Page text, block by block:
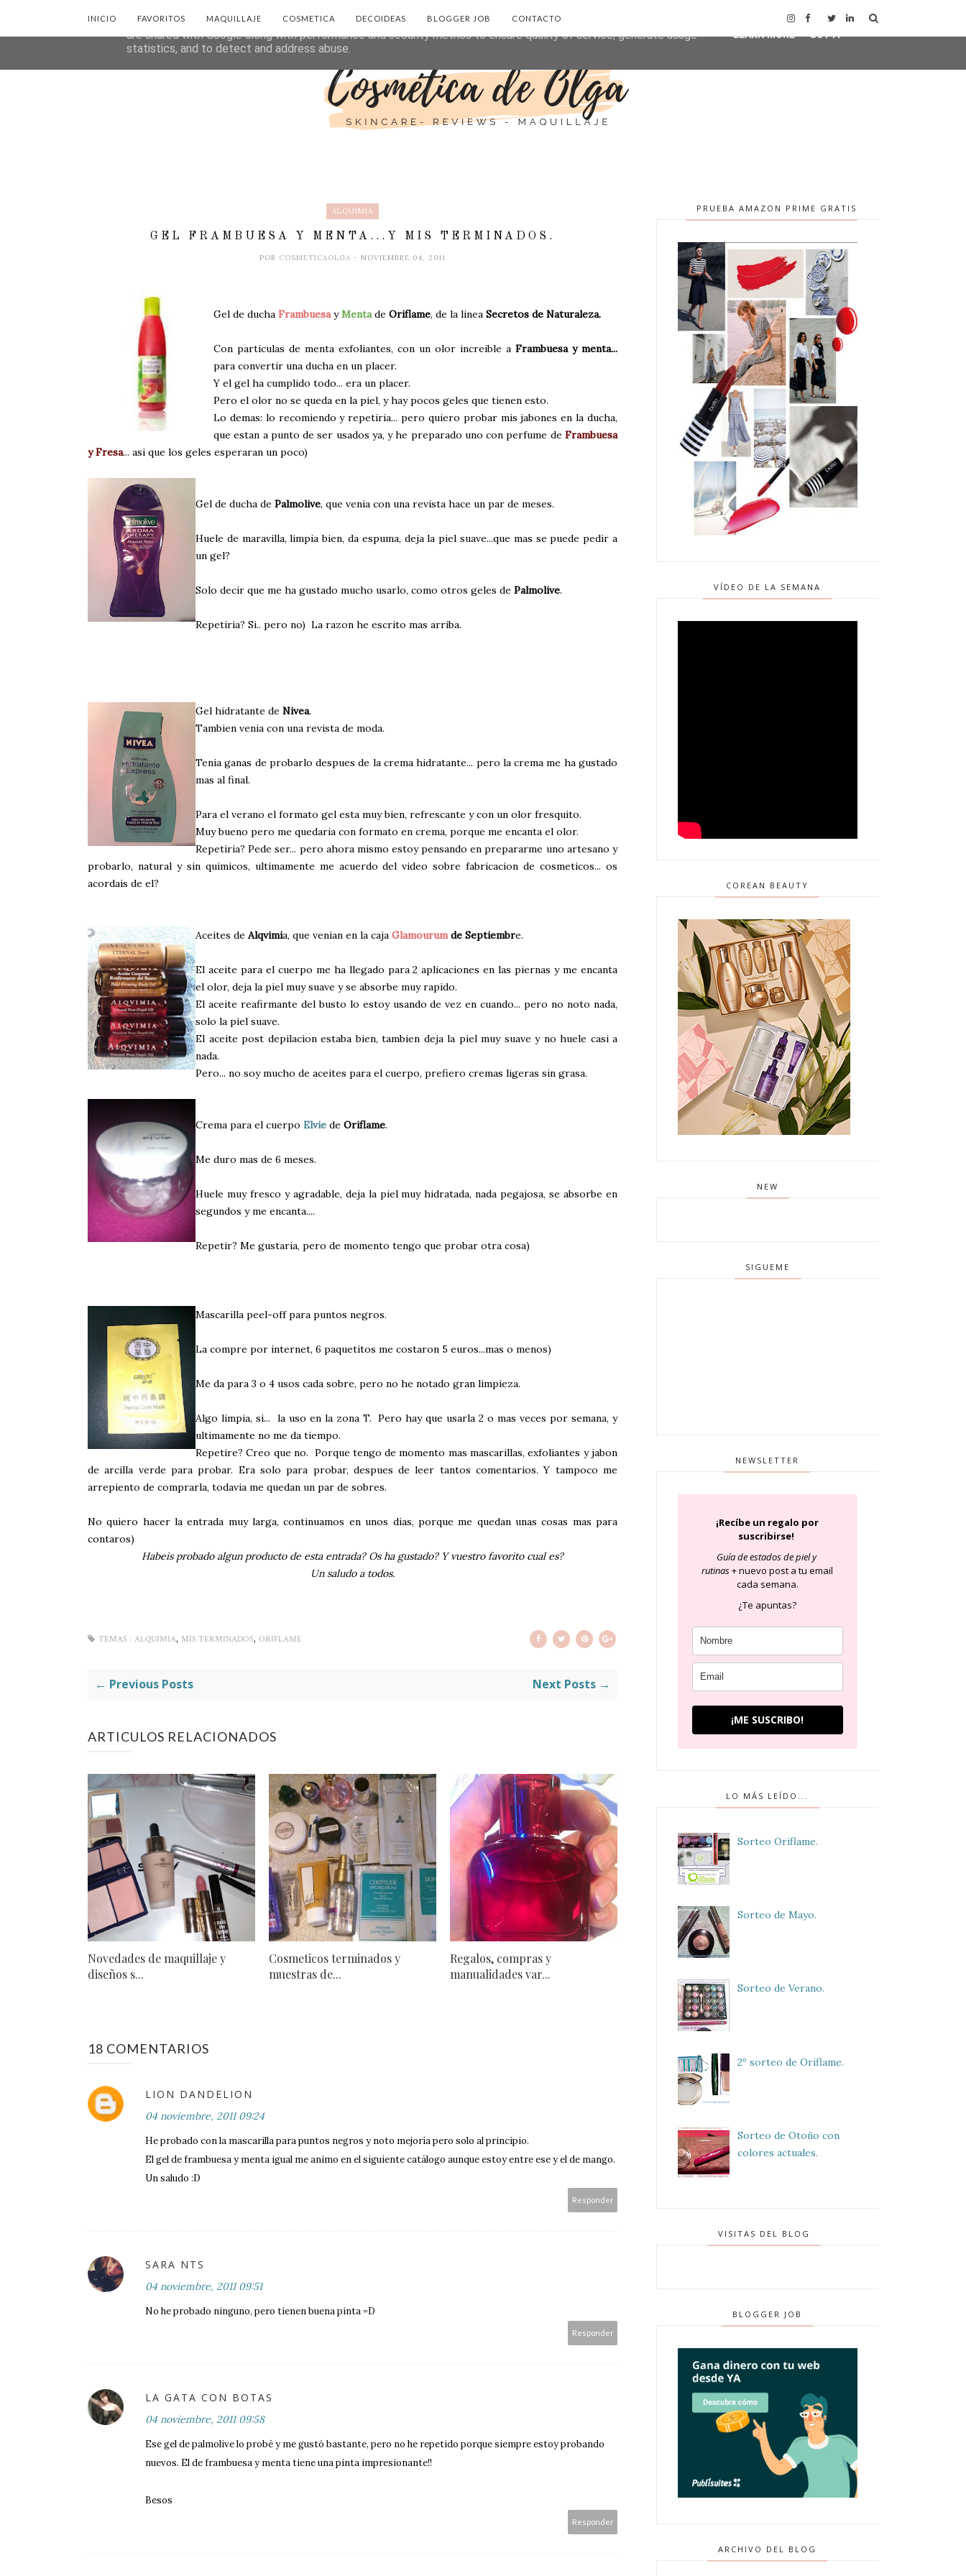
INICIO FAVORITOS MAQUILLAJE COSMETICA DECOIDEAS BLOGGER JOB CONTACTO
ALQUIMIA
GEL FRAMBUESA Y MENTA...Y MIS TERMINADOS.
POR COSMETICAOLGA - NOVIEMBRE 04, 2011
Gel de ducha FrambuesayMentade Oriflame, de la linea Secretos de Naturaleza.
Con particulas de menta exfoliantes, con un olor increible a Frambuesa y menta...
para convertir una ducha en un placer.
Y el gel ha cumplido todo... era un placer.
Pero el olor no se queda en la piel, y hay pocos geles que tienen esto.
Lo demas: lo recomiendo y repetiria... pero quiero probar mis jabones en la ducha,
que estan a punto de ser usados ya, y he preparado uno con perfume de Frambuesa
y Fresa... asi que los geles esperaran un poco)
Gel de ducha de Palmolive, que venia con una revista hace un par de meses.
Huele de maravilla, limpia bien, da espuma, deja la piel suave...que mas se puede pedir a
un gel?
Solo decir que me ha gustado mucho usarlo, como otros geles de Palmolive.
Repetiria? Si.. pero no) La razon he escrito mas arriba.
Gel hidratante de Nivea.
Tambien venia con una revista de moda.
Tenia ganas de probarlo despues de la crema hidratante... pero la crema me ha gustado
mas al final.
Para el verano el formato gel esta muy bien, refrescante y con un olor fresquito.
Muy bueno pero me quedaria con formato en crema, porque me encanta el olor.
Repetiria? Pede ser... pero ahora mismo estoy pensando en prepararme uno artesano y
probarlo, natural y sin quimicos, ultimamente me acuerdo del video sobre fabricacion de cosmeticos... os
acordais de el?
Aceites de Alqvimia, que venian en la caja Glamourumde Septiembre.
El aceite para el cuerpo me ha llegado para 2 aplicaciones en las piernas y me encanta
el olor, deja la piel muy suave y se absorbe muy rapido.
El aceite reafirmante del busto lo estoy usando de vez en cuando... pero no noto nada,
solo la piel suave.
El aceite post depilacion estaba bien, tambien deja la piel muy suave y no huele casi a
nada.
Pero... no soy mucho de aceites para el cuerpo, prefiero cremas ligeras sin grasa.
Crema para el cuerpo Elvie de Oriflame.
Me duro mas de 6 meses.
Huele muy fresco y agradable, deja la piel muy hidratada, nada pegajosa, se absorbe en
segundos y me encanta....
Repetir? Me gustaria, pero de momento tengo que probar otra cosa)
Mascarilla peel-off para puntos negros.
La compre por internet, 6 paquetitos me costaron 5 euros...mas o menos)
Me da para 3 o 4 usos cada sobre, pero no he notado gran limpieza.
Algo limpia, si... la uso en la zona T. Pero hay que usarla 2 o mas veces por semana, y
ultimamente no me da tiempo.
Repetire? Creo que no. Porque tengo de momento mas mascarillas, exfoliantes y jabon
de arcilla verde para probar. Era solo para probar, despues de leer tantos comentarios. Y tampoco me
arrepiento de comprarla, todavia me quedan un par de sobres.
No quiero hacer la entrada muy larga, continuamos en unos dias, porque me quedan unas cosas mas para
contaros)
Habeis probado algun producto de esta entrada? Os ha gustado? Y vuestro favorito cual es?
Un saludo a todos.
TEMAS : ALQUIMIA, MIS TERMINADOS, ORIFLAME
← Previous Posts Next Posts →
ARTICULOS RELACIONADOS
Novedades de maquillaje y
diseños s...
Cosmeticos terminados y
muestras de...
Regalos, compras y
manualidades var...
18 COMENTARIOS
LION DANDELION
04 noviembre, 2011 09:24
He probado con la mascarilla para puntos negros y noto mejoría pero solo al principio.
El gel de frambuesa y menta igual me animo en el siguiente catálogo aunque estoy entre ese y el de mango.
Un saludo :D
Responder
SARA NTS
04 noviembre, 2011 09:51
No he probado ninguno, pero tienen buena pinta =D
Responder
LA GATA CON BOTAS
04 noviembre, 2011 09:58
Ese gel de palmolive lo probé y me gustó bastante, pero no he repetido porque siempre estoy probando
nuevos. El de frambuesa y menta tiene una pinta impresionante!!
Besos
Responder
PRUEBA AMAZON PRIME GRATIS
VÍDEO DE LA SEMANA
COREAN BEAUTY
NEW
SIGUEME
NEWSLETTER
¡Recíbe un regalo por
suscribirse!
Guía de estados de piely
rutinas+ nuevo post a tu email
cada semana.
¿Te apuntas?
¡ME SUSCRIBO!
LO MÁS LEÍDO...
Sorteo Oriflame.
Sorteo de Mayo.
Sorteo de Verano.
2º sorteo de Oriflame.
Sorteo de Otoño con
colores actuales.
VISITAS DEL BLOG
BLOGGER JOB
ARCHIVO DEL BLOG
This site uses cookies from Google to deliver its services and to analyze traffic. Your IP address and user-agent
are shared with Google along with performance and security metrics to ensure quality of service, generate usage
statistics, and to detect and address abuse.
LEARN MORE GOT IT